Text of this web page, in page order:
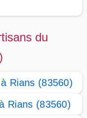
du
Rians (83560)
Rians (83560)